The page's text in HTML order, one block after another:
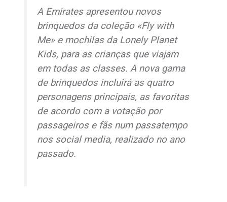
A Emirates apresentou novos
brinquedos da coleção «Fly with
Me» e mochilas da Lonely Planet
Kids, para as crianças que viajam
em todas as classes. A nova gama
de brinquedos incluirá as quatro
personagens principais, as favoritas
de acordo com a votação por
passageiros e fãs num passatempo
nos social media, realizado no ano
passado.